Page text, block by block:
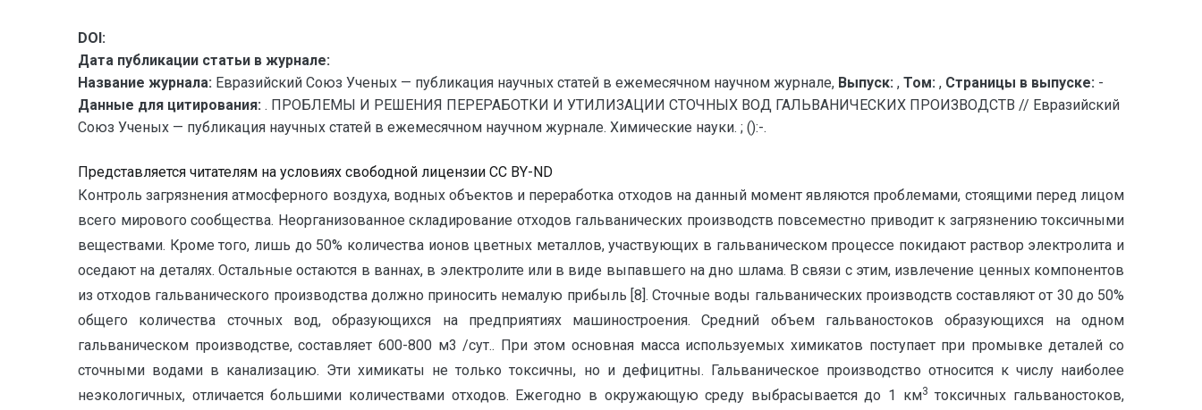
DOI:
Дата публикации статьи в журнале:
Название журнала: Евразийский Союз Ученых — публикация научных статей в ежемесячном научном журнале, Выпуск: , Том: , Страницы в выпуске: -
Данные для цитирования: . ПРОБЛЕМЫ И РЕШЕНИЯ ПЕРЕРАБОТКИ И УТИЛИЗАЦИИ СТОЧНЫХ ВОД ГАЛЬВАНИЧЕСКИХ ПРОИЗВОДСТВ // Евразийский
Союз Ученых — публикация научных статей в ежемесячном научном журнале. Химические науки. ; ():-.
Представляется читателям на условиях свободной лицензии CC BY-ND
Контроль загрязнения атмосферного воздуха, водных объектов и переработка отходов на данный момент являются проблемами, стоящими перед лицом
всего мирового сообщества. Неорганизованное складирование отходов гальванических производств повсеместно приводит к загрязнению токсичными
веществами. Кроме того, лишь до 50% количества ионов цветных металлов, участвующих в гальваническом процессе покидают раствор электролита и
оседают на деталях. Остальные остаются в ваннах, в электролите или в виде выпавшего на дно шлама. В связи с этим, извлечение ценных компонентов
из отходов гальванического производства должно приносить немалую прибыль [8]. Сточные воды гальванических производств составляют от 30 до 50%
общего количества сточных вод, образующихся на предприятиях машиностроения. Средний объем гальваностоков образующихся на одном
гальваническом производстве, составляет 600-800 м3 /сут.. При этом основная масса используемых химикатов поступает при промывке деталей со
сточными водами в канализацию. Эти химикаты не только токсичны, но и дефицитны. Гальваническое производство относится к числу наиболее
неэкологичных, отличается большими количествами отходов. Ежегодно в окружающую среду выбрасывается до 1 км3 токсичных гальваностоков,